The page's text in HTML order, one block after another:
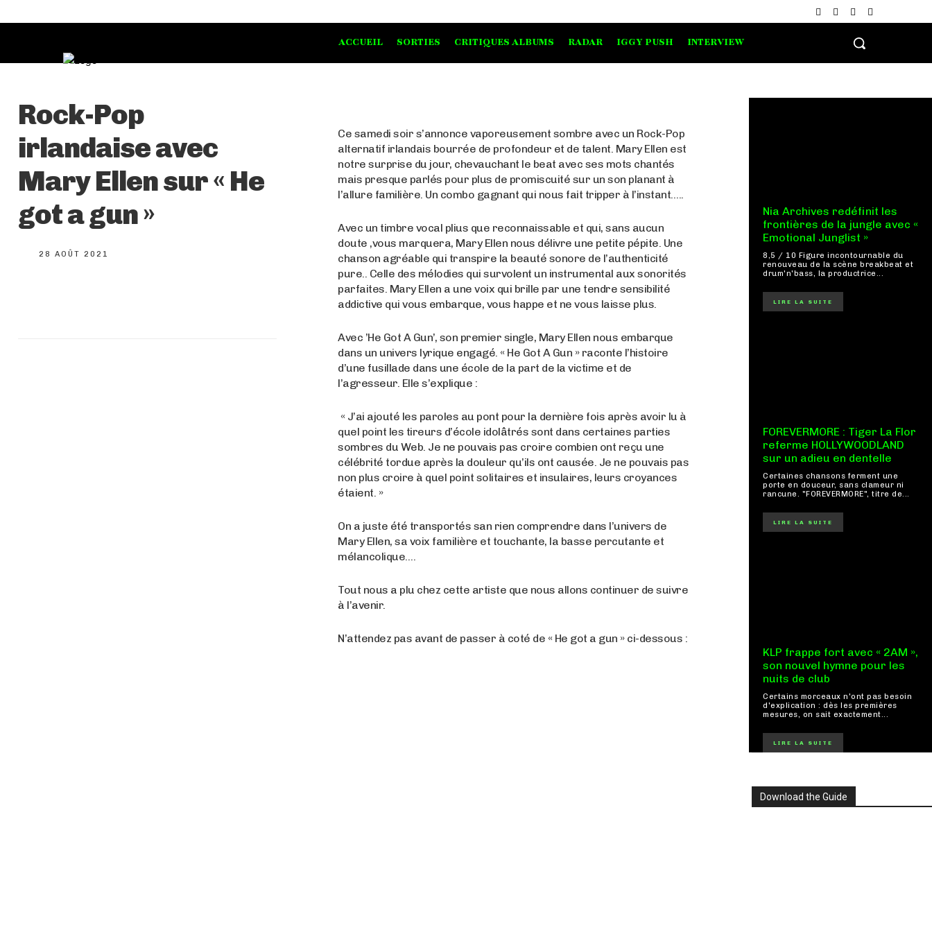
ACCUEIL SORTIES CRITIQUES ALBUMS RADAR IGGY PUSH INTERVIEW
Rock-Pop
irlandaise avec
Mary Ellen sur « He
got a gun »
28 AOÛT 2021
Ce samedi soir s’annonce vaporeusement sombre avec un Rock-Pop
alternatif irlandais bourrée de profondeur et de talent. Mary Ellen est
notre surprise du jour, chevauchant le beat avec ses mots chantés
mais presque parlés pour plus de promiscuité sur un son planant à
l’allure familière. Un combo gagnant qui nous fait tripper à l’instant…..
Avec un timbre vocal plius que reconnaissable et qui, sans aucun
doute ,vous marquera, Mary Ellen nous délivre une petite pépite. Une
chanson agréable qui transpire la beauté sonore de l’authenticité
pure.. Celle des mélodies qui survolent un instrumental aux sonorités
parfaites. Mary Ellen a une voix qui brille par une tendre sensibilité
addictive qui vous embarque, vous happe et ne vous laisse plus.
Avec ’He Got A Gun’, son premier single, Mary Ellen nous embarque
dans un univers lyrique engagé. « He Got A Gun » raconte l’histoire
d’une fusillade dans une école de la part de la victime et de
l’agresseur. Elle s’explique :
« J’ai ajouté les paroles au pont pour la dernière fois après avoir lu à
quel point les tireurs d’école idolâtrés sont dans certaines parties
sombres du Web. Je ne pouvais pas croire combien ont reçu une
célébrité tordue après la douleur qu’ils ont causée. Je ne pouvais pas
non plus croire à quel point solitaires et insulaires, leurs croyances
étaient. »
On a juste été transportés san rien comprendre dans l’univers de
Mary Ellen, sa voix familière et touchante, la basse percutante et
mélancolique….
Tout nous a plu chez cette artiste que nous allons continuer de suivre
à l’avenir.
N’attendez pas avant de passer à coté de « He got a gun » ci-dessous :
Nia Archives redéfinit les
frontières de la jungle avec «
Emotional Junglist »
8,5 / 10 Figure incontournable du
renouveau de la scène breakbeat et
drum'n'bass, la productrice...
LIRE LA SUITE
FOREVERMORE : Tiger La Flor
referme HOLLYWOODLAND
sur un adieu en dentelle
Certaines chansons ferment une
porte en douceur, sans clameur ni
rancune. "FOREVERMORE", titre de...
LIRE LA SUITE
KLP frappe fort avec « 2AM »,
son nouvel hymne pour les
nuits de club
Certains morceaux n'ont pas besoin
d'explication : dès les premières
mesures, on sait exactement...
LIRE LA SUITE
Download the Guide